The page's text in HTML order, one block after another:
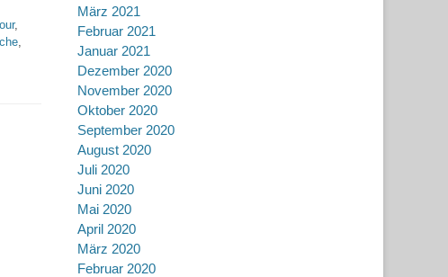
,
März 2021
Februar 2021
Januar 2021
Dezember 2020
November 2020
Oktober 2020
September 2020
August 2020
Juli 2020
Juni 2020
Mai 2020
April 2020
März 2020
Februar 2020